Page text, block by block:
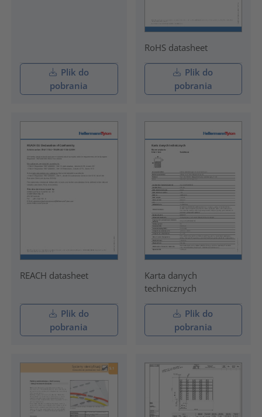
Plik do
pobrania
RoHS datasheet
Plik do
pobrania
REACH datasheet
Plik do
pobrania
Karta danych
technicznych
Plik do
pobrania